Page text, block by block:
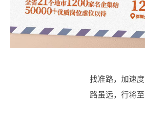
找准路，加速度
路虽远，行将至